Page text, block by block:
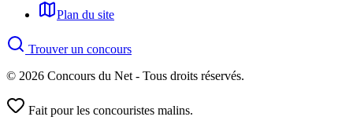
Plan du site
Trouver un concours
© 2026 Concours du Net - Tous droits réservés.
Fait pour les concouristes malins.